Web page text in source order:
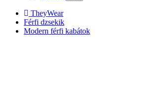
TheyWear
Férfi dzsekik
Modern férfi kabátok